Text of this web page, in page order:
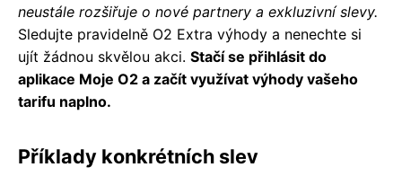
neustále rozšiřuje o nové partnery a exkluzivní slevy.
Sledujte pravidelně O2 Extra výhody a nenechte si
ujít žádnou skvělou akci. Stačí se přihlásit do
aplikace Moje O2 a začít využívat výhody vašeho
tarifu naplno.
Příklady konkrétních slev